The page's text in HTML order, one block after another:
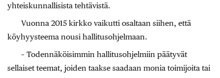
yhteiskunnallisista tehtävistä.
Vuonna 2015 kirkko vaikutti osaltaan siihen, että
köyhyysteema nousi hallitusohjelmaan.
– Todennäköisimmin hallitusohjelmiin päätyvät
sellaiset teemat, joiden taakse saadaan monia toimijoita tai